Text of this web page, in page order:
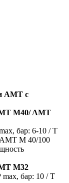
AMT с
M40/ AMT
бар: 6-10 / T
M 40/100
M32
бар: 10 / T